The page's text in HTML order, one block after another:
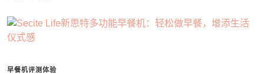
早餐机评测体验